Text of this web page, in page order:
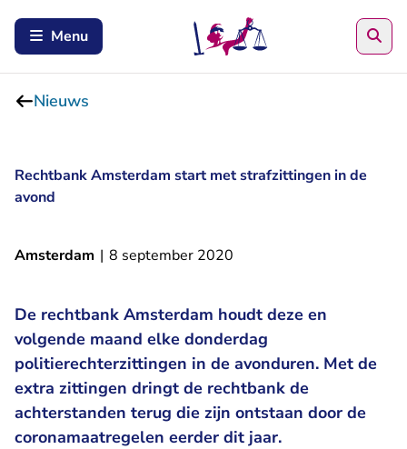
Menu
Nieuws
Rechtbank Amsterdam start met strafzittingen in de
avond
Amsterdam | 8 september 2020
De rechtbank Amsterdam houdt deze en
volgende maand elke donderdag
politierechterzittingen in de avonduren. Met de
extra zittingen dringt de rechtbank de
achterstanden terug die zijn ontstaan door de
coronamaatregelen eerder dit jaar.